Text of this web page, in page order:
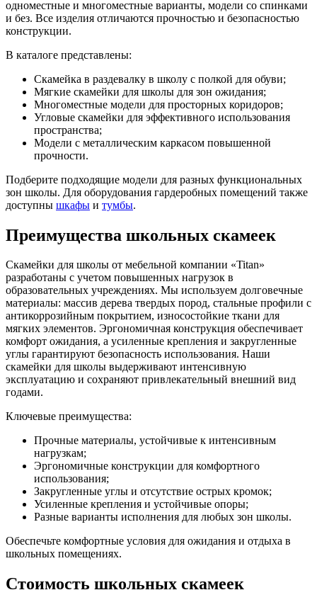
одноместные и многоместные варианты, модели со спинками
и без. Все изделия отличаются прочностью и безопасностью
конструкции.
В каталоге представлены:
Скамейка в раздевалку в школу с полкой для обуви;
Мягкие скамейки для школы для зон ожидания;
Многоместные модели для просторных коридоров;
Угловые скамейки для эффективного использования
пространства;
Модели с металлическим каркасом повышенной
прочности.
Подберите подходящие модели для разных функциональных
зон школы. Для оборудования гардеробных помещений также
доступны шкафы и тумбы.
Преимущества школьных скамеек
Скамейки для школы от мебельной компании «Titan»
разработаны с учетом повышенных нагрузок в
образовательных учреждениях. Мы используем долговечные
материалы: массив дерева твердых пород, стальные профили с
антикоррозийным покрытием, износостойкие ткани для
мягких элементов. Эргономичная конструкция обеспечивает
комфорт ожидания, а усиленные крепления и закругленные
углы гарантируют безопасность использования. Наши
скамейки для школы выдерживают интенсивную
эксплуатацию и сохраняют привлекательный внешний вид
годами.
Ключевые преимущества:
Прочные материалы, устойчивые к интенсивным
нагрузкам;
Эргономичные конструкции для комфортного
использования;
Закругленные углы и отсутствие острых кромок;
Усиленные крепления и устойчивые опоры;
Разные варианты исполнения для любых зон школы.
Обеспечьте комфортные условия для ожидания и отдыха в
школьных помещениях.
Стоимость школьных скамеек